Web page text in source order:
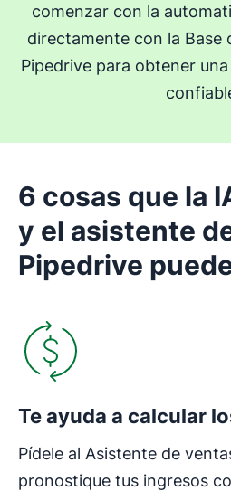
comenzar con la
directamente con la Base
Pipedrive para obtener
6 cosas que la
y el asistente
Pipedrive
Te ayuda a calcular
Pídele al Asistente de
pronostique tus ingresos